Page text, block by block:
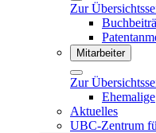
Zur
Mitarbeiter
Zur
Ehemalige
Aktuelles
UBC-Zentrum